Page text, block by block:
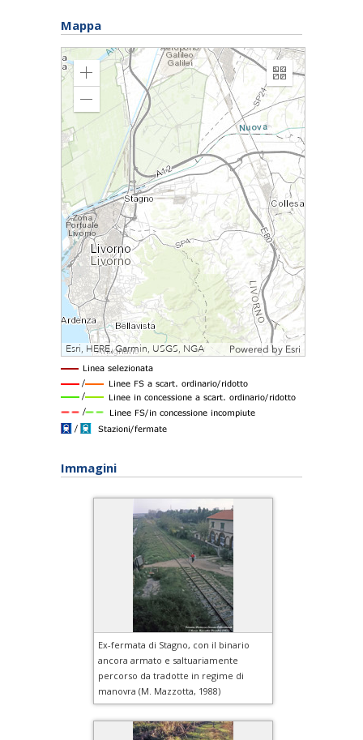
Mappa
Immagini
Ex-fermata di Stagno, con il binario
ancora armato e saltuariamente
percorso da tradotte in regime di
manovra (M. Mazzotta, 1988)